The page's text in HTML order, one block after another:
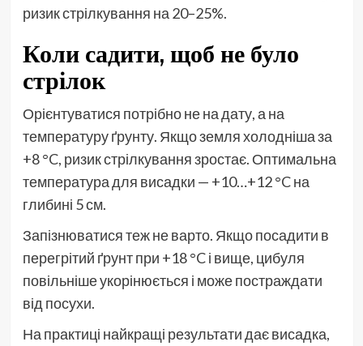
ризик стрілкування на 20–25%.
Коли садити, щоб не було
стрілок
Орієнтуватися потрібно не на дату, а на
температуру ґрунту. Якщо земля холодніша за
+8 °C, ризик стрілкування зростає. Оптимальна
температура для висадки — +10…+12 °C на
глибині 5 см.
Запізнюватися теж не варто. Якщо посадити в
перегрітий ґрунт при +18 °C і вище, цибуля
повільніше укорінюється і може постраждати
від посухи.
На практиці найкращі результати дає висадка,